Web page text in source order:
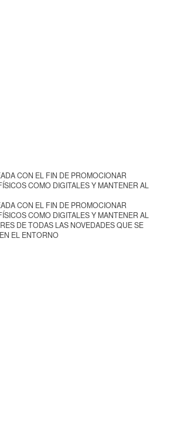
CON EL FIN DE PROMOCIONAR
COMO DIGITALES Y MANTENER AL
CON EL FIN DE PROMOCIONAR
COMO DIGITALES Y MANTENER AL
DE TODAS LAS NOVEDADES QUE SE
EL ENTORNO